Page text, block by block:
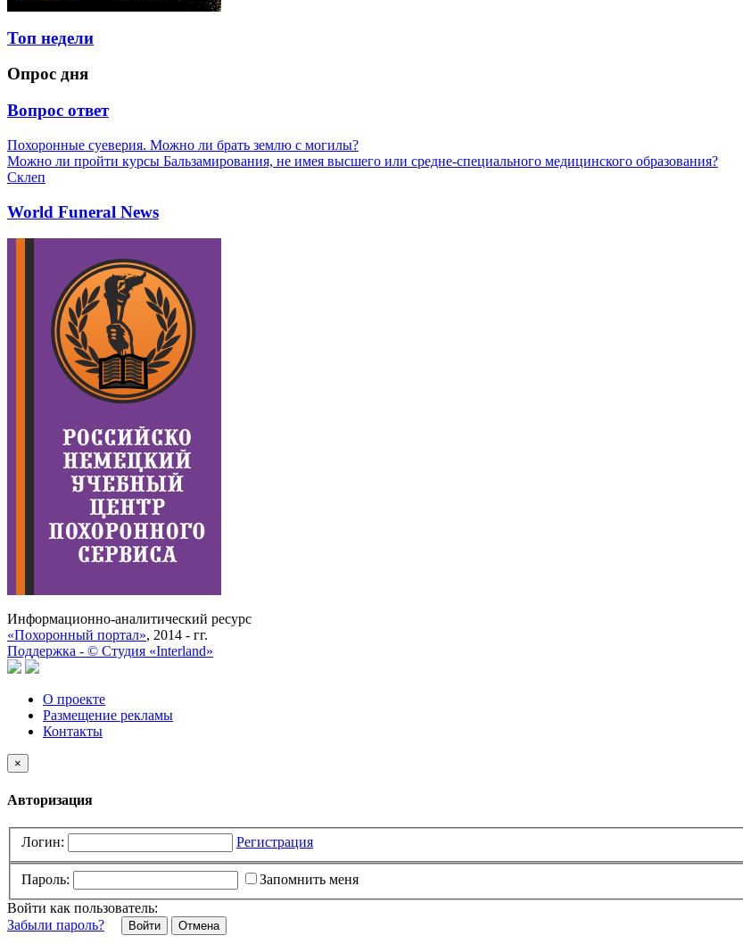
Топ недели
Опрос дня
Вопрос ответ
Похоронные суеверия. Можно ли брать землю с могилы?
Можно ли пройти курсы Бальзамирования, не имея высшего или средне-специального медицинского образования?
Склеп
World Funeral News
Информационно-аналитический ресурс
«Похоронный портал», 2014 - гг.
Поддержка - © Cтудия «Interland»
О проекте
Размещение рекламы
Контакты
×
Авторизация
Логин: Регистрация
Пароль:
Запомнить меня
Войти как пользователь:
Забыли пароль?
Отмена